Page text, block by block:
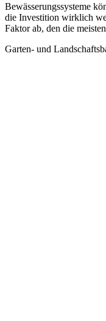
Bewässerungssysteme
die Investition wirklich
Faktor ab, den die
Garten- und